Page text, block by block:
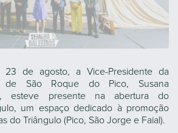
23 de agosto, a Vice-Presidente da
de São Roque do Pico, Susana
esteve presente na abertura do
um espaço dedicado à promoção
do Triângulo (Pico, São Jorge e Faial).